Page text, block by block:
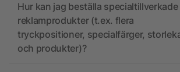
Hur kan jag beställa specialtillverkade
reklamprodukter (t.ex. flera
tryckpositioner, specialfärger,
och produkter)?